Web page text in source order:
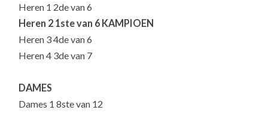
Heren 1 2de van 6
Heren 2 1ste van 6 KAMPIOEN
Heren 3 4de van 6
Heren 4 3de van 7
DAMES
Dames 1 8ste van 12